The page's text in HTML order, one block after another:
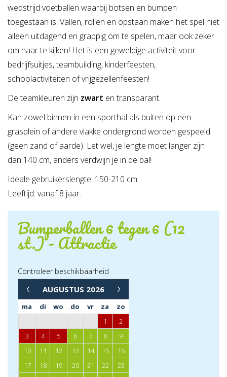
wedstrijd voetballen waarbij botsen en bumpen
toegestaan is. Vallen, rollen en opstaan maken het spel niet
alleen uitdagend en grappig om te spelen, maar ook zeker
om naar te kijken! Het is een geweldige activiteit voor
bedrijfsuitjes, teambuilding, kinderfeesten,
schoolactiviteiten of vrijgezellenfeesten!
De teamkleuren zijn zwart en transparant.
Kan zowel binnen in een sporthal als buiten op een
grasplein of andere vlakke ondergrond worden gespeeld
(geen zand of aarde). Let wel, je lengte moet langer zijn
dan 140 cm, anders verdwijn je in de bal!
Ideale gebruikerslengte: 150-210 cm.
Leeftijd: vanaf 8 jaar.
Bumperballen 6 tegen 6 (12
st.) - Attractie
Controleer beschikbaarheid
AUGUSTUS 2026
ma di wo do vr za
zo
1
2
3
4 5 6 7 8
9
10
11 12 13 14 15
16
17
18 19 20 21 22
23